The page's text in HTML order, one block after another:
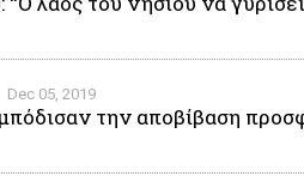
Dec 05, 2019
την αποβίβαση